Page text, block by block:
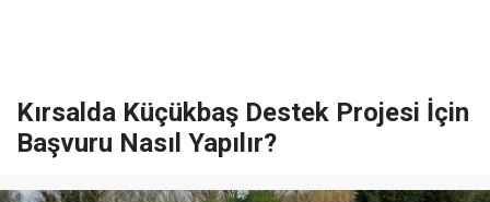
Kırsalda Küçükbaş Destek Projesi İçin
Başvuru Nasıl Yapılır?